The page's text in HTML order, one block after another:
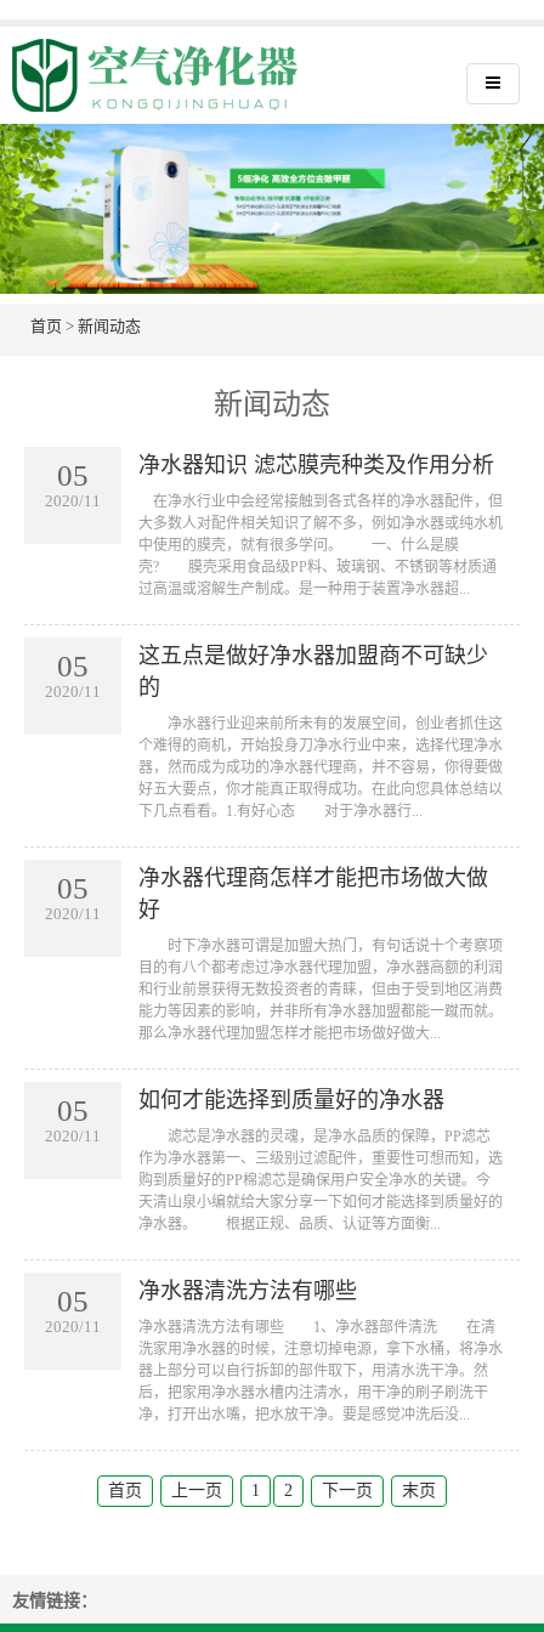
首页 > 新闻动态
新闻动态
05
2020/11
净水器知识 滤芯膜壳种类及作用分析
在净水行业中会经常接触到各式各样的净水器配件，但
大多数人对配件相关知识了解不多，例如净水器或纯水机
中使用的膜壳，就有很多学问。 一、什么是膜
壳? 膜壳采用食品级PP料、玻璃钢、不锈钢等材质通
过高温或溶解生产制成。是一种用于装置净水器超...
05
2020/11
这五点是做好净水器加盟商不可缺少
的
净水器行业迎来前所未有的发展空间，创业者抓住这
个难得的商机，开始投身刀净水行业中来，选择代理净水
器，然而成为成功的净水器代理商，并不容易，你得要做
好五大要点，你才能真正取得成功。在此向您具体总结以
下几点看看。1.有好心态 对于净水器行...
05
2020/11
净水器代理商怎样才能把市场做大做
好
时下净水器可谓是加盟大热门，有句话说十个考察项
目的有八个都考虑过净水器代理加盟，净水器高额的利润
和行业前景获得无数投资者的青睐，但由于受到地区消费
能力等因素的影响，并非所有净水器加盟都能一蹴而就。
那么净水器代理加盟怎样才能把市场做好做大...
05
2020/11
如何才能选择到质量好的净水器
滤芯是净水器的灵魂，是净水品质的保障，PP滤芯
作为净水器第一、三级别过滤配件，重要性可想而知，选
购到质量好的PP棉滤芯是确保用户安全净水的关键。今
天清山泉小编就给大家分享一下如何才能选择到质量好的
净水器。 根据正规、品质、认证等方面衡...
05
2020/11
净水器清洗方法有哪些
净水器清洗方法有哪些 1、净水器部件清洗 在清
洗家用净水器的时候，注意切掉电源，拿下水桶，将净水
器上部分可以自行拆卸的部件取下，用清水洗干净。然
后，把家用净水器水槽内注清水，用干净的刷子刷洗干
净，打开出水嘴，把水放干净。要是感觉冲洗后没...
首页 上一页 1 2 下一页 末页
友情链接：